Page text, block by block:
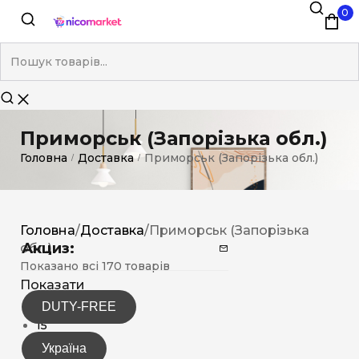
0
Приморськ (Запорізька обл.)
Головна / Доставка / Приморськ (Запорізька обл.)
Акциз:
DUTY-FREE
Україна
Головна/Доставка/Приморськ (Запорізька
обл.)
Показано всі 170 товарів
Показати
12
15
30